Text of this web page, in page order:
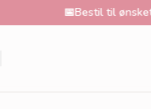
Bestil til ønsket dato